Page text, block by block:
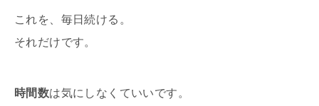
これを、毎日続ける。
それだけです。
時間数は気にしなくていいです。